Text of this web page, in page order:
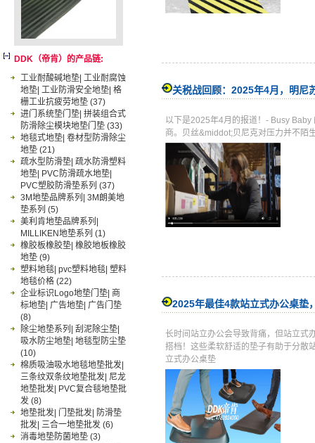
DDK（帝肯）的产品链:
工业耐酸碱地垫| 工业耐腐蚀
地垫| 工业防滑安全地垫| 格
栅工业抗疲劳地垫 (37)
进门系统垫门垫| 拼装组合式
防滑除尘模块地垫门垫 (33)
地毯式地垫| 卷材型防滑除尘
地垫 (21)
疏水型防滑垫| 疏水防滑塑料
地垫| PVC防滑疏水地垫|
PVC塑胶防滑垫系列 (37)
3M地垫品牌系列| 3M朗美地
垫系列 (5)
美利肯地垫品牌系列|
MILLIKEN地垫系列 (1)
橡胶板橡胶垫| 橡胶地板橡胶
地垫 (9)
塑料地毯| pvc塑料地毯| 塑料
地毯价格 (22)
企业标识Logo地垫门垫| 商
标地垫| 广告地垫| 广告门垫
(8)
除尘地垫系列| 刮泥除尘垫|
吸水防尘地垫| 地毯型防尘垫
(10)
棉质吸油吸水地毯地垫批发|
三条纹双条纹地垫批发| 尼龙
地垫批发| PVC复合毯地垫批
发 (8)
地垫批发| 门垫批发| 防滑垫
批发| 三合一地垫批发 (6)
消毒地垫防菌地垫 (3)
关税战回顾：2025年4月，明尼
以下是2025年4月的报道！- Busy
商。贝丝&middot;贝尼克对压力并不陌
2025年最佳4款站立式办公桌垫
长时间站立办公会导致背痛，但站立式
搭档！这些柔软舒适的垫子有助于分散
立式办公桌垫